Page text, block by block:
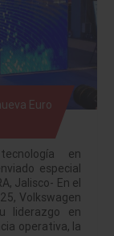
Euro
en
especial
Jalisco- En el
Volkswagen
liderazgo en
operativa, la